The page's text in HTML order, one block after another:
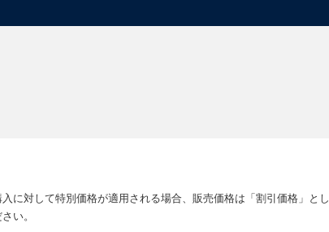
に対して特別価格が適用される場合、販売価格は「割引価格」とし
い。